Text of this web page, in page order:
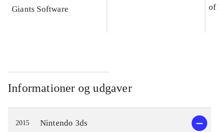
Giants Software
of
Informationer og udgaver
2015 Nintendo 3ds